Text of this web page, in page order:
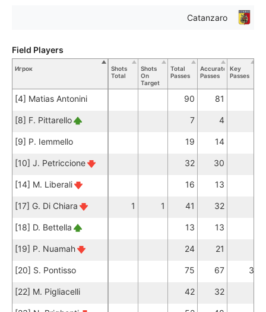
Catanzaro
Игрок
Shots
Total
Shots
On
Target
Total
Passes
Accurate
Passes
Key
Passes
[4] Matias Antonini 90 81
[8] F. Pittarello 7 4
[9] P. Iemmello 19 14
[10] J. Petriccione 32 30
[14] M. Liberali 16 13
[17] G. Di Chiara 1 1 41 32
[18] D. Bettella 13 13
[19] P. Nuamah 24 21
[20] S. Pontisso 75 67 3
[22] M. Pigliacelli 42 32
Field Players